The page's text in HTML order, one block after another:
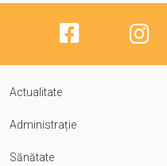
Actualitate
Administrație
Sănătate